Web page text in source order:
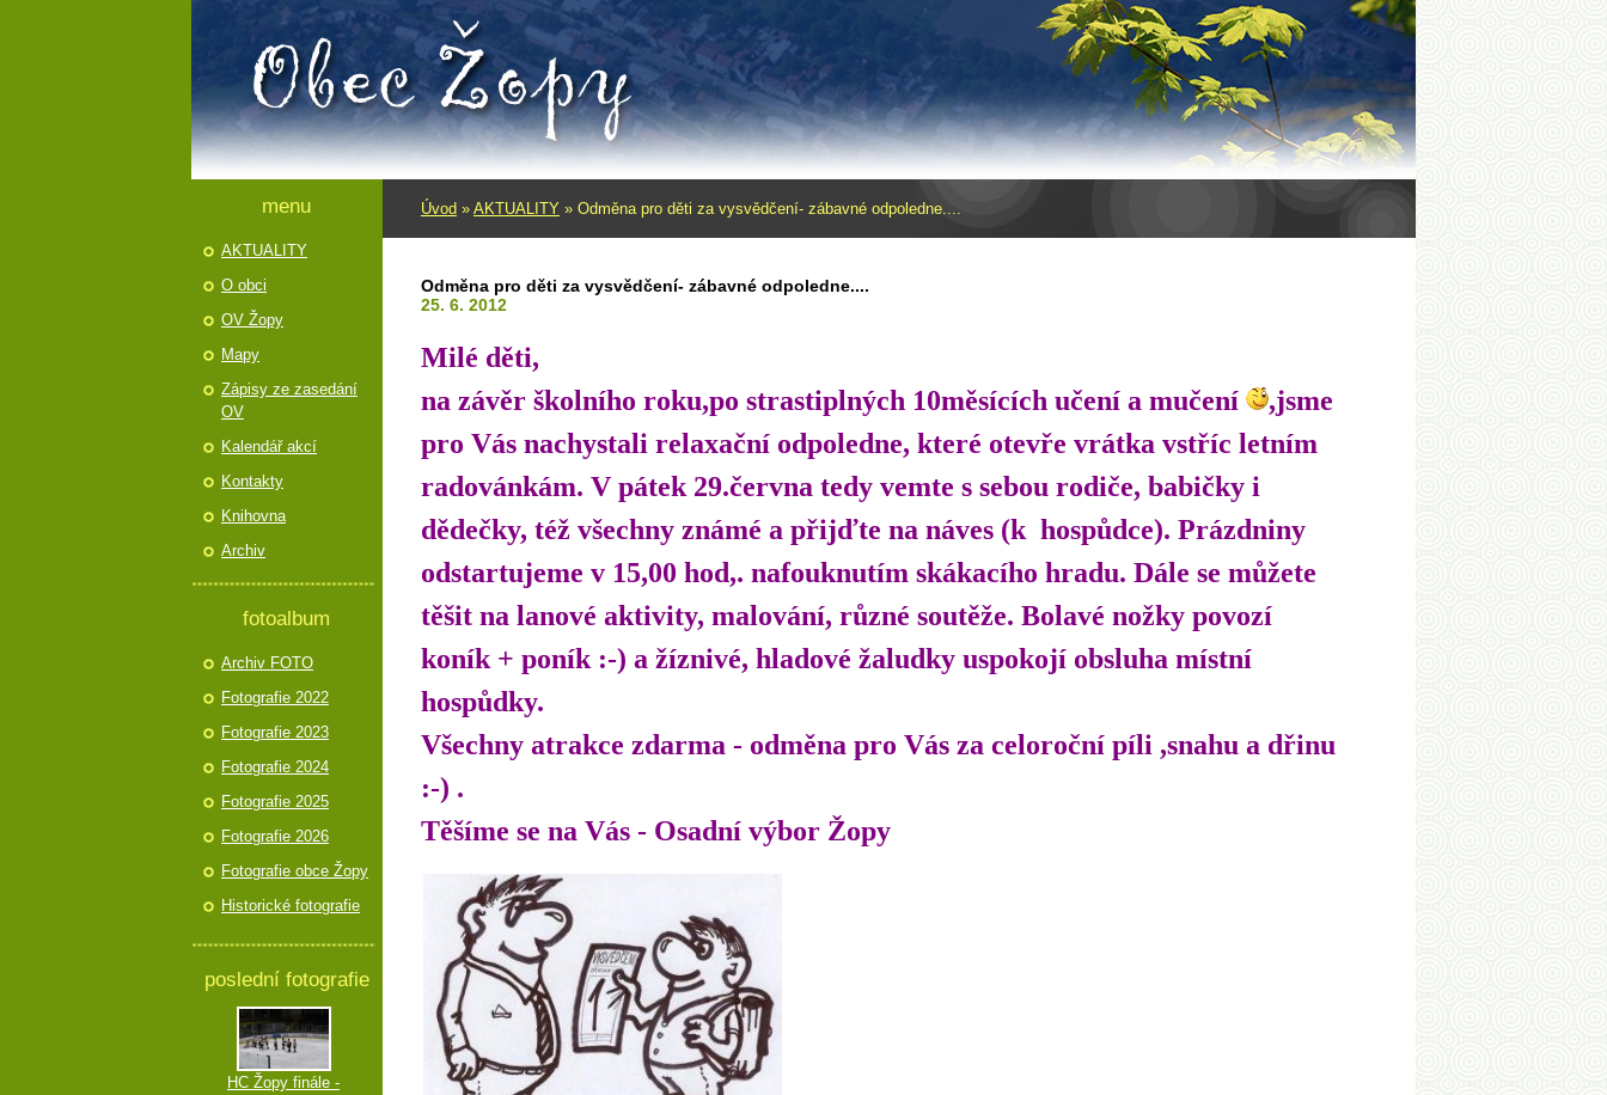
Úvod » AKTUALITY » Odměna pro děti za vysvědčení- zábavné odpoledne....
Odměna pro děti za vysvědčení- zábavné odpoledne....
25. 6. 2012
Milé děti,
na závěr školního roku,po strastiplných 10měsících učení a mučení
,jsme
pro Vás nachystali relaxační odpoledne, které otevře vrátka vstříc letním
radovánkám. V pátek 29.června tedy vemte s sebou rodiče, babičky i
dědečky, též všechny známé a přijďte na náves (k hospůdce). Prázdniny
odstartujeme v 15,00 hod,. nafouknutím skákacího hradu. Dále se můžete
těšit na lanové aktivity, malování, různé soutěže. Bolavé nožky povozí
koník + poník :-) a žíznivé, hladové žaludky uspokojí obsluha místní
hospůdky.
Všechny atrakce zdarma - odměna pro Vás za celoroční píli ,snahu a dřinu
:-) .
Těšíme se na Vás - Osadní výbor Žopy
menu
AKTUALITY
O obci
OV Žopy
Mapy
Zápisy ze zasedání
OV
Kalendář akcí
Kontakty
Knihovna
Archiv
fotoalbum
Archiv FOTO
Fotografie 2022
Fotografie 2023
Fotografie 2024
Fotografie 2025
Fotografie 2026
Fotografie obce Žopy
Historické fotografie
poslední fotografie
HC Žopy finále -